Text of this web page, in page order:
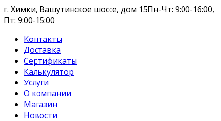
г. Химки, Вашутинское шоссе, дом 15Пн-Чт: 9:00-16:00,
Пт: 9:00-15:00
Контакты
Доставка
Сертификаты
Калькулятор
Услуги
О компании
Магазин
Новости